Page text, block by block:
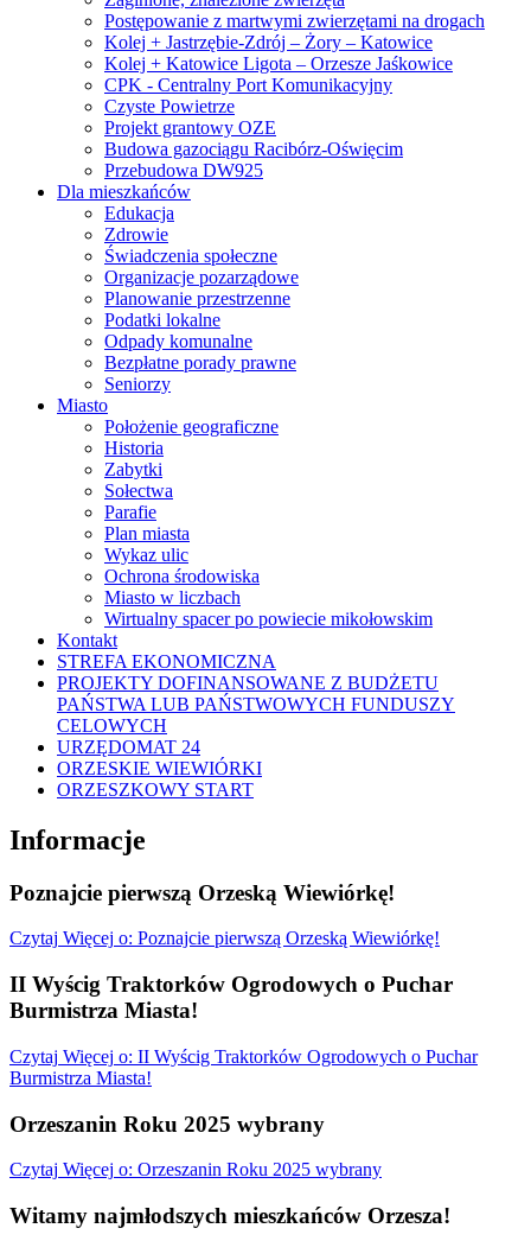
Postępowanie z martwymi zwierzętami na drogach
Kolej + Jastrzębie-Zdrój – Żory – Katowice
Kolej + Katowice Ligota – Orzesze Jaśkowice
CPK - Centralny Port Komunikacyjny
Czyste Powietrze
Projekt grantowy OZE
Budowa gazociągu Racibórz-Oświęcim
Przebudowa DW925
Dla mieszkańców
Edukacja
Zdrowie
Świadczenia społeczne
Organizacje pozarządowe
Planowanie przestrzenne
Podatki lokalne
Odpady komunalne
Bezpłatne porady prawne
Seniorzy
Miasto
Położenie geograficzne
Historia
Zabytki
Sołectwa
Parafie
Plan miasta
Wykaz ulic
Ochrona środowiska
Miasto w liczbach
Wirtualny spacer po powiecie mikołowskim
Kontakt
STREFA EKONOMICZNA
PROJEKTY DOFINANSOWANE Z BUDŻETU
PAŃSTWA LUB PAŃSTWOWYCH FUNDUSZY
CELOWYCH
URZĘDOMAT 24
ORZESKIE WIEWIÓRKI
ORZESZKOWY START
Informacje
Poznajcie pierwszą Orzeską Wiewiórkę!
Czytaj Więcej o: Poznajcie pierwszą Orzeską Wiewiórkę!
II Wyścig Traktorków Ogrodowych o Puchar
Burmistrza Miasta!
Czytaj Więcej o: II Wyścig Traktorków Ogrodowych o Puchar
Burmistrza Miasta!
Orzeszanin Roku 2025 wybrany
Czytaj Więcej o: Orzeszanin Roku 2025 wybrany
Witamy najmłodszych mieszkańców Orzesza!